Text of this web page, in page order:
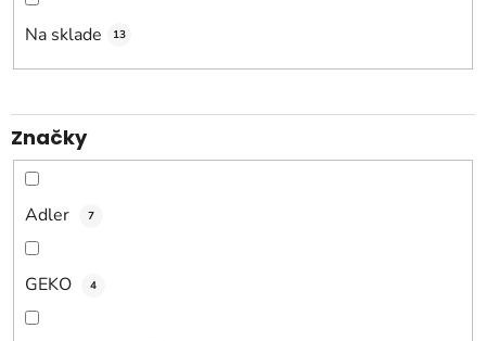
o
d
k
t
o
Na sklade 13
Značky
Adler 7
GEKO 4